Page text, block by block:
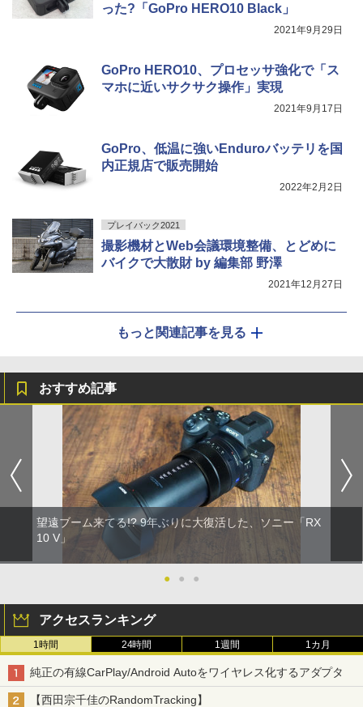
った?「GoPro HERO10 Black」
2021年9月29日
GoPro HERO10、プロセッサ強化で「ス
マホに近いサクサク操作」実現
2021年9月17日
GoPro、低温に強いEnduroバッテリを国
内正規店で販売開始
2022年2月2日
プレイバック2021
撮影機材とWeb会議環境整備、とどめに
バイクで大散財 by 編集部 野澤
2021年12月27日
もっと関連記事を見る
おすすめ記事
望遠ブーム来てる!? 9年ぶりに大復活した、ソニー「RX
10 V」
● ● ●
アクセスランキング
1時間 24時間 1週間 1カ月
純正の有線CarPlay/Android Autoをワイヤレス化するアダプタ
【西田宗千佳のRandomTracking】